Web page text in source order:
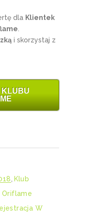
dla Klientek
i skorzystaj z
KLUBU
Klub
Oriflame
W